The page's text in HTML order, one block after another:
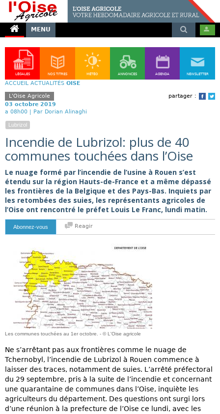
MENU
LÉGALES NOS TITRES MÉTÉO ANNONCES AGENDA NEWSLETTER
ACCUEIL ACTUALITÉS OISE
partager :
L'Oise Agricole
03 octobre 2019
a 08h00 | Par Dorian Alinaghi
Lubrizol
Incendie de Lubrizol: plus de 40
communes touchées dans l’Oise
Le nuage formé par l’incendie de l’usine à Rouen s’est
étendu sur la région Hauts-de-France et a même dépassé
les frontières de la Belgique et des Pays-Bas. Inquiets par
les retombées des suies, les représentants agricoles de
l’Oise ont rencontré le préfet Louis Le Franc, lundi matin.
Abonnez-vous Reagir
Les communes touchées au 1er octobre. - © L'Oise agricole
Ne s’arrêtant pas aux frontières comme le nuage de
Tchernobyl, l’incendie de Lubrizol à Rouen commence à
laisser des traces, notamment de suies. L’arrêté préfectoral
du 29 septembre, pris à la suite de l’incendie et concernant
une quarantaine de communes dans l’Oise, inquiète les
agriculteurs du département. Des questions ont surgi lors
d’une réunion à la prefecture de l’Oise ce lundi, avec les